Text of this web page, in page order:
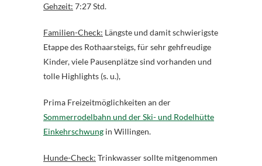
Gehzeit: 7:27 Std.
Familien-Check: Längste und damit schwierigste
Etappe des Rothaarsteigs, für sehr gehfreudige
Kinder, viele Pausenplätze sind vorhanden und
tolle Highlights (s. u.),
Prima Freizeitmöglichkeiten an der
Sommerrodelbahn und der Ski- und Rodelhütte
Einkehrschwung in Willingen.
Hunde-Check: Trinkwasser sollte mitgenommen